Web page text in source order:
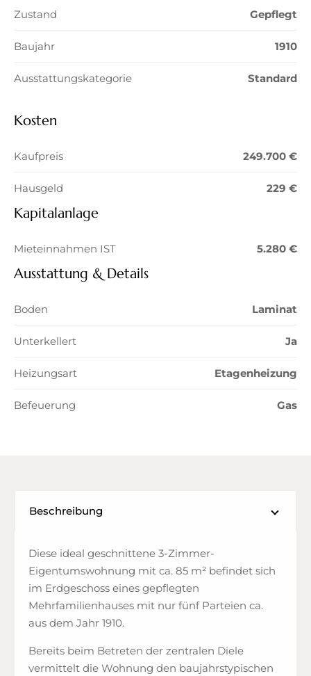
Zustand Gepflegt
Baujahr 1910
Ausstattungskategorie Standard
Kosten
Kaufpreis 249.700 €
Hausgeld 229 €
Kapitalanlage
Mieteinnahmen IST 5.280 €
Ausstattung & Details
Boden Laminat
Unterkellert Ja
Heizungsart Etagenheizung
Befeuerung Gas
Beschreibung
Diese ideal geschnittene 3-Zimmer-
Eigentumswohnung mit ca. 85 m² befindet sich
im Erdgeschoss eines gepflegten
Mehrfamilienhauses mit nur fünf Parteien ca.
aus dem Jahr 1910.
Bereits beim Betreten der zentralen Diele
vermittelt die Wohnung den baujahrstypischen